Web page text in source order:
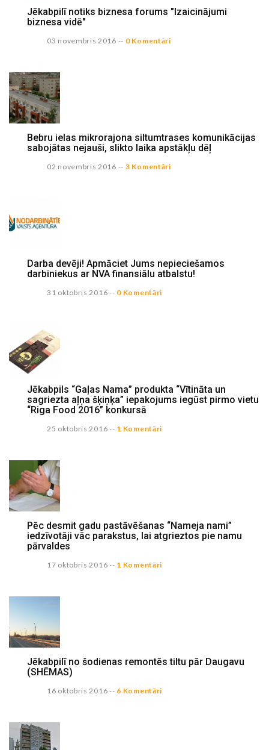
Jēkabpilī notiks biznesa forums "Izaicinājumi
biznesa vidē"
03 novembris 2016 -- 0 Komentāri
Bebru ielas mikrorajona siltumtrases komunikācijas
sabojātas nejauši, slikto laika apstākļu dēļ
02 novembris 2016 -- 3 Komentāri
Darba devēji! Apmāciet Jums nepieciešamos
darbiniekus ar NVA finansiālu atbalstu!
31 oktobris 2016 -- 0 Komentāri
Jēkabpils “Gaļas Nama” produkta “Vītināta un
sagriezta aļņa šķiņķa” iepakojums iegūst pirmo vietu
“Riga Food 2016” konkursā
25 oktobris 2016 -- 1 Komentāri
Pēc desmit gadu pastāvēšanas “Nameja nami”
iedzīvotāji vāc parakstus, lai atgrieztos pie namu
pārvaldes
17 oktobris 2016 -- 1 Komentāri
Jēkabpilī no šodienas remontēs tiltu pār Daugavu
(SHĒMAS)
16 oktobris 2016 -- 6 Komentāri